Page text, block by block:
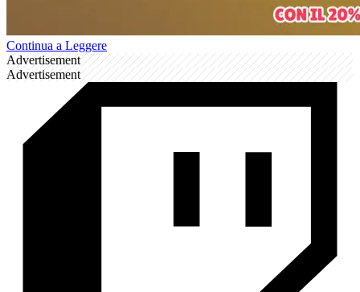
Continua a Leggere
Advertisement
Advertisement